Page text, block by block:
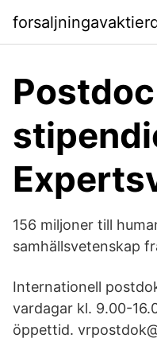
156 miljoner till
samhällsvetenskap
Internationell
vardagar kl. 9.00-
öppettid.